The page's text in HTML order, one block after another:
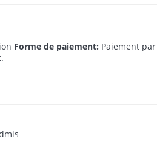
Forme de paiement: Paiement par